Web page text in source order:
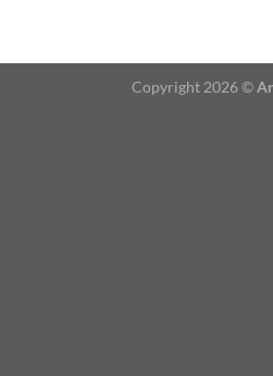
Copyright 2026 ©